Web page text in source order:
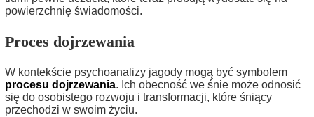
powierzchnię świadomości.
Proces dojrzewania
W kontekście psychoanalizy jagody mogą być symbolem
procesu dojrzewania. Ich obecność we śnie może odnosić
się do osobistego rozwoju i transformacji, które śniący
przechodzi w swoim życiu.